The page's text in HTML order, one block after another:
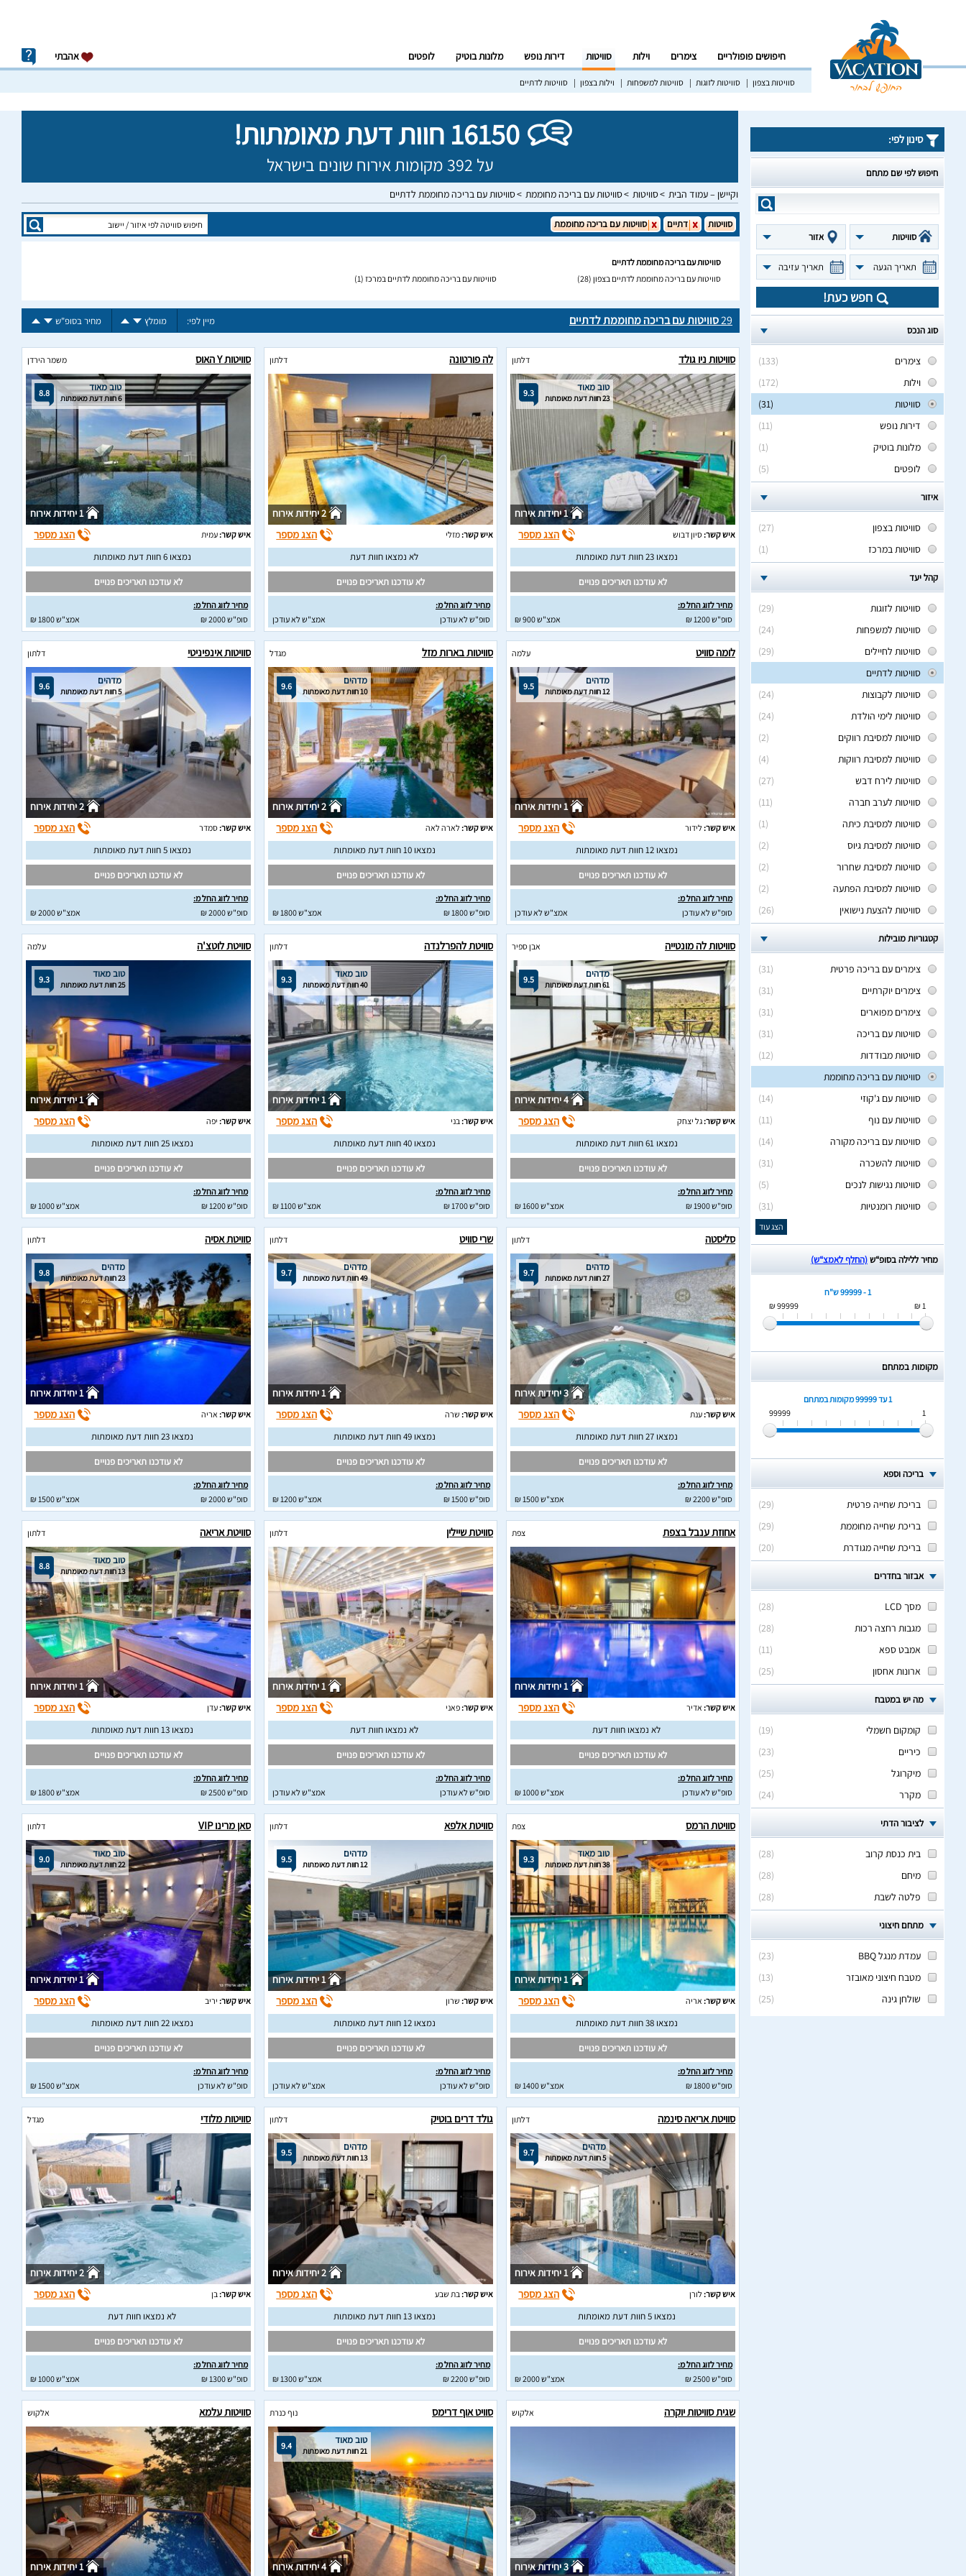
חיפושים פופולריים צימרים וילות סוויטות דירות נופש מלונות בוטיק לופטים אהבתי
סוויטות בצפון סוויטות לזוגות סוויטות למשפחות וילות בצפון סוויטות לדתיים
16150 חוות דעת מאומתות!
על 392 מקומות אירוח שונים בישראל
וקיישן – עמוד הבית סוויטות סוויטות עם בריכה מחוממת סוויטות עם בריכה מחוממת לדתיים
סינון לפי:
חיפוש לפי שם מתחם
סוויטות אזור
תאריך הגעה תאריך עזיבה
חפש כעת!
סוג הנכס
(133)
צימרים
(172)
וילות
(31)
סוויטות
(11)
דירות נופש
(1)
מלונות בוטיק
(5)
לופטים
איזור
(27)
סוויטות בצפון
(1)
סוויטות במרכז
קהל יעד
(29)
סוויטות לזוגות
(24)
סוויטות למשפחות
(29)
סוויטות לחיילים
סוויטות לדתיים
(24)
סוויטות לקבוצות
(24)
סוויטות לימי הולדת
(2)
סוויטות למסיבת רווקים
(4)
סוויטות למסיבת רווקות
(27)
סוויטות לירח דבש
(11)
סוויטות לערב חברה
(1)
סוויטות למסיבת כיתה
(2)
סוויטות למסיבת גיוס
(2)
סוויטות למסיבת שחרור
(2)
סוויטות למסיבת הפתעה
(26)
סוויטות להצעת נישואין
קטגוריות מובילות
(31)
צימרים עם בריכה פרטית
(31)
צימרים יוקרתיים
(31)
צימרים מפוארים
(31)
סוויטות עם בריכה
(12)
סוויטות מבודדות
סוויטות עם בריכה מחוממת
(14)
סוויטות עם ג'קוזי
(11)
סוויטות עם נוף
(14)
סוויטות עם בריכה מקורה
(31)
סוויטות להשכרה
(5)
סוויטות נגישות לנכים
(31)
סוויטות רומנטיות
הצג עוד
מחיר ללילה בסופ“ש(החלף לאמצ“ש)
1 - 99999 ש"ח
1 ₪
99999 ₪
מקומות במתחם
1 עד 99999
מקומות במתחם
1
99999
בריכה וספא
(
29
)
בריכת שחייה פרטית
(
29
)
בריכת שחייה מחוממת
(
20
) בריכת שחייה מגודרת
אבזור בחדרים
(
28
)
מסך LCD
(
28
)
מגבות רחצה רכות
(
11
)
אמבט ספא
(
25
) ארונות אחסון
מה יש במטבח
(
19
)
קומקום חשמלי
(
23
)
כיריים
(
25
)
מיקרוגל
(
24
) מקרר
לציבור הדתי
(
28
)
בית כנסת קרוב
(
28
)
מיחם
(
28
) פלטה לשבת
מתחם חיצוני
(
23
)
עמדת מנגל BBQ
(
13
)
מטבח חיצוני מאובזר
(
25
) שולחן גינה
סוויטות דתיים סוויטות עם בריכה מחוממת
סוויטות עם בריכה מחוממת לדתיים
סוויטות עם בריכה מחוממת לדתיים בצפון (28) סוויטות עם בריכה מחוממת לדתיים במרכז (1)
29סוויטות עם בריכה מחוממת לדתיים מיין לפי: מומלץ מחיר בסופ"ש
סוויטות ניו גולד דלתון
9.3 טוב מאוד
23 חוות דעת מאומתות
1 יחידות אירוח
איש קשר:סיון דבוש הצג מספר
נמצאו 23 חוות דעת מאומתות
לא עודכנו תאריכים פנויים
מחיר לזוג החל מ:
סופ"ש 1200 ₪
אמצ"ש 900 ₪
לה פורטונה דלתון
2 יחידות אירוח
איש קשר:מזלי הצג מספר
לא נמצאו חוות דעת
לא עודכנו תאריכים פנויים
מחיר לזוג החל מ:
סופ"ש לא עודכן
אמצ"ש לא עודכן
סוויטות Y האוס משמר הירדן
8.8 טוב מאוד
6 חוות דעת מאומתות
1 יחידות אירוח
איש קשר:עמית הצג מספר
נמצאו 6 חוות דעת מאומתות
לא עודכנו תאריכים פנויים
מחיר לזוג החל מ:
סופ"ש 2000 ₪
אמצ"ש 1800 ₪
לומה סוויט עלמה
9.5 מדהים
12 חוות דעת מאומתות
1 יחידות אירוח
איש קשר:לידור הצג מספר
נמצאו 12 חוות דעת מאומתות
לא עודכנו תאריכים פנויים
מחיר לזוג החל מ:
סופ"ש לא עודכן
אמצ"ש לא עודכן
סוויטות בארות מזל מגדל
9.6 מדהים
10 חוות דעת מאומתות
2 יחידות אירוח
איש קשר:לארה לאה הצג מספר
נמצאו 10 חוות דעת מאומתות
לא עודכנו תאריכים פנויים
מחיר לזוג החל מ:
סופ"ש 1800 ₪
אמצ"ש 1800 ₪
סוויטות אינפיניטי דלתון
9.6 מדהים
5 חוות דעת מאומתות
2 יחידות אירוח
איש קשר:סמדר הצג מספר
נמצאו 5 חוות דעת מאומתות
לא עודכנו תאריכים פנויים
מחיר לזוג החל מ:
סופ"ש 2000 ₪
אמצ"ש 2000 ₪
סוויטות לה מונטייה אבן ספיר
9.5 מדהים
61 חוות דעת מאומתות
4 יחידות אירוח
איש קשר:גל יצחק הצג מספר
נמצאו 61 חוות דעת מאומתות
לא עודכנו תאריכים פנויים
מחיר לזוג החל מ:
סופ"ש 1900 ₪
אמצ"ש 1600 ₪
סוויטת להפרלנדה דלתון
9.3 טוב מאוד
40 חוות דעת מאומתות
1 יחידות אירוח
איש קשר:בני הצג מספר
נמצאו 40 חוות דעת מאומתות
לא עודכנו תאריכים פנויים
מחיר לזוג החל מ:
סופ"ש 1700 ₪
אמצ"ש 1100 ₪
סוויטת לוטצ'ה עלמה
9.3 טוב מאוד
25 חוות דעת מאומתות
1 יחידות אירוח
איש קשר: יפה הצג מספר
נמצאו 25 חוות דעת מאומתות
לא עודכנו תאריכים פנויים
מחיר לזוג החל מ:
סופ"ש 1200 ₪
אמצ"ש 1000 ₪
סליסטה דלתון
9.7 מדהים
27 חוות דעת מאומתות
3 יחידות אירוח
איש קשר:ענת הצג מספר
נמצאו 27 חוות דעת מאומתות
לא עודכנו תאריכים פנויים
מחיר לזוג החל מ:
סופ"ש 2200 ₪
אמצ"ש 1500 ₪
שרי סוויט דלתון
9.7 מדהים
49 חוות דעת מאומתות
1 יחידות אירוח
איש קשר: שרה הצג מספר
נמצאו 49 חוות דעת מאומתות
לא עודכנו תאריכים פנויים
מחיר לזוג החל מ:
סופ"ש 1500 ₪
אמצ"ש 1200 ₪
סוויטת אסיה דלתון
9.8 מדהים
23 חוות דעת מאומתות
1 יחידות אירוח
איש קשר: אריה הצג מספר
נמצאו 23 חוות דעת מאומתות
לא עודכנו תאריכים פנויים
מחיר לזוג החל מ:
סופ"ש 2000 ₪
אמצ"ש 1500 ₪
אחוזת ענבל בצפת צפת
1 יחידות אירוח
איש קשר: אדיר הצג מספר
לא נמצאו חוות דעת
לא עודכנו תאריכים פנויים
מחיר לזוג החל מ:
סופ"ש לא עודכן
אמצ"ש 1000 ₪
סוויטת שיילין דלתון
1 יחידות אירוח
איש קשר:פאני הצג מספר
לא נמצאו חוות דעת
לא עודכנו תאריכים פנויים
מחיר לזוג החל מ:
סופ"ש לא עודכן
אמצ"ש לא עודכן
סוויטת אריאה דלתון
8.8 טוב מאוד
13 חוות דעת מאומתות
1 יחידות אירוח
איש קשר:עדן הצג מספר
נמצאו 13 חוות דעת מאומתות
לא עודכנו תאריכים פנויים
מחיר לזוג החל מ:
סופ"ש 2500 ₪
אמצ"ש 1800 ₪
סוויטת הרמס צפת
9.3 טוב מאוד
38 חוות דעת מאומתות
1 יחידות אירוח
איש קשר: אריה הצג מספר
נמצאו 38 חוות דעת מאומתות
לא עודכנו תאריכים פנויים
מחיר לזוג החל מ:
סופ"ש 1800 ₪
אמצ"ש 1400 ₪
סוויטת אלפא דלתון
9.5 מדהים
12 חוות דעת מאומתות
1 יחידות אירוח
איש קשר: שרון הצג מספר
נמצאו 12 חוות דעת מאומתות
לא עודכנו תאריכים פנויים
מחיר לזוג החל מ:
סופ"ש לא עודכן
אמצ"ש לא עודכן
סאן מרינו VIP דלתון
9.0 טוב מאוד
22 חוות דעת מאומתות
1 יחידות אירוח
איש קשר: יריב הצג מספר
נמצאו 22 חוות דעת מאומתות
לא עודכנו תאריכים פנויים
מחיר לזוג החל מ:
סופ"ש לא עודכן
אמצ"ש 1500 ₪
סוויטת אריאה סינמה דלתון
9.7 מדהים
5 חוות דעת מאומתות
1 יחידות אירוח
איש קשר:לורן הצג מספר
נמצאו 5 חוות דעת מאומתות
לא עודכנו תאריכים פנויים
מחיר לזוג החל מ:
סופ"ש 2500 ₪
אמצ"ש 2000 ₪
גולד דרים בוטיק דלתון
9.5 מדהים
13 חוות דעת מאומתות
2 יחידות אירוח
איש קשר:בת שבע הצג מספר
נמצאו 13 חוות דעת מאומתות
לא עודכנו תאריכים פנויים
מחיר לזוג החל מ:
סופ"ש 2200 ₪
אמצ"ש 1300 ₪
סוויטות מלודי מגדל
2 יחידות אירוח
איש קשר:בן הצג מספר
לא נמצאו חוות דעת
לא עודכנו תאריכים פנויים
מחיר לזוג החל מ:
סופ"ש 1300 ₪
אמצ"ש 1000 ₪
שגית סוויטות יוקרה אלקוש
3 יחידות אירוח
סוויט אוף דרימס נוף כנרת
9.4 טוב מאוד
21 חוות דעת מאומתות
4 יחידות אירוח
סוויטות עלמא אלקוש
1 יחידות אירוח